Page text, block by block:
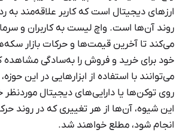
ارزهای دیجیتال است که کاربر علاقه‌مند به
روند آن‌ها است. واچ لیست به کاربران و
می‌کند تا آخرین قیمت‌ها و حرکات بازار
خود برای خرید و فروش را به‌سادگی مشاهده
می‌توانند با استفاده از ابزارهایی در این
روی توکن‌ها یا دارایی‌های دیجیتال موردنظر
این شیوه، آن‌ها از هر تغییری که در روند
انجام شود، مطلع خواهند شد.